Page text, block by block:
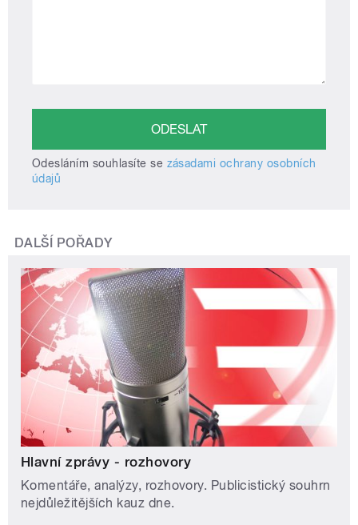
Odesláním souhlasíte se zásadami ochrany osobních
údajů
DALŠÍ POŘADY
Hlavní zprávy - rozhovory
Komentáře, analýzy, rozhovory. Publicistický souhrn
nejdůležitějších kauz dne.